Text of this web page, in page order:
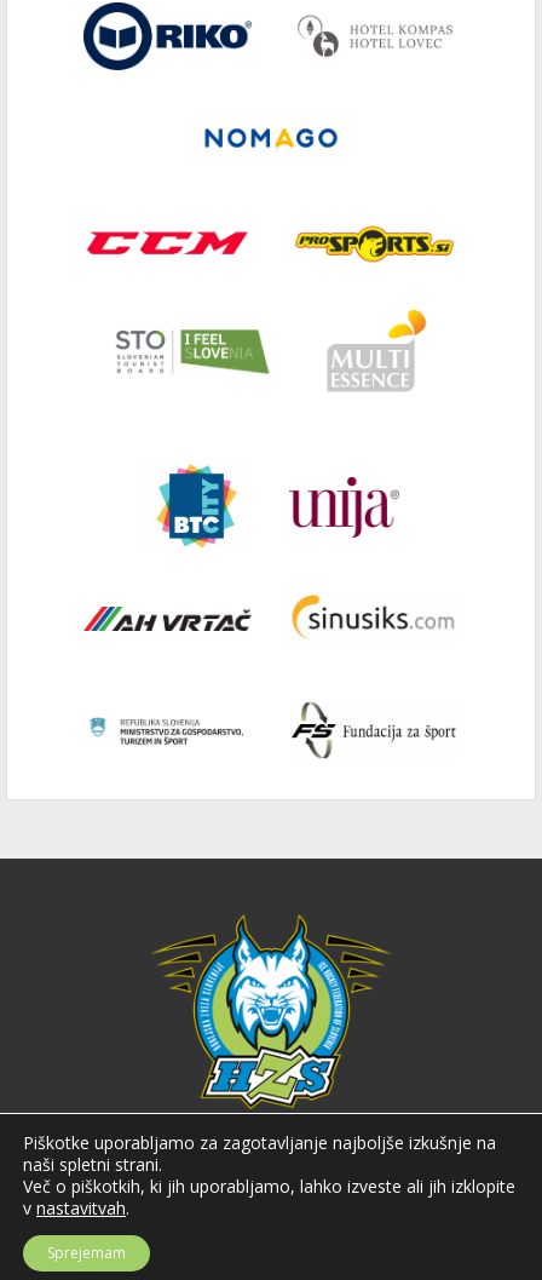
Hokejska zveza Slovenije
Hokejska zveza Slovenije (HZS) je krovna športna organizacija na področju
hokeja v Sloveniji. Organizira tekmovanja v različnih domačih in
mednarodnih hokejskih ligah in pokalih; pod njenim okriljem delujejo tudi
Piškotke uporabljamo za zagotavljanje najboljše izkušnje na
naši spletni strani.
Več o piškotkih, ki jih uporabljamo, lahko izveste ali jih izklopite
v nastavitvah.
Sprejemam